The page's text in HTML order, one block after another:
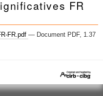
FR
FR.pdf — Document PDF, 1.37